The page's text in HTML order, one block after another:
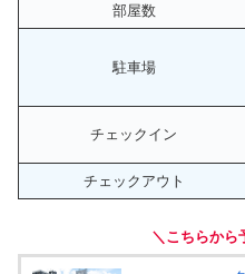
部屋数
駐車場
チェックイン
チェックアウト
＼こちらから